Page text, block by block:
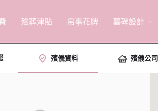
殮葬津貼 帛事花牌 墓碑設計
殯儀資料 殯儀公司